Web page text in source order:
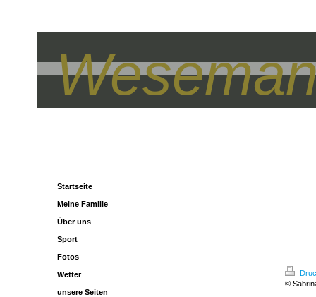
©
Startseite
Meine Familie
Über uns
Sport
Fotos
Wetter
unsere Seiten